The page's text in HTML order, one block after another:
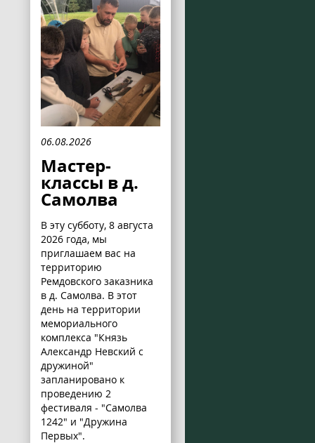
06.08.2026
Мастер-
классы в д.
Самолва
В эту субботу, 8 августа
2026 года, мы
приглашаем вас на
территорию
Ремдовского заказника
в д. Самолва. В этот
день на территории
мемориального
комплекса "Князь
Александр Невский с
дружиной"
запланировано к
проведению 2
фестиваля - "Самолва
1242" и "Дружина
Первых".